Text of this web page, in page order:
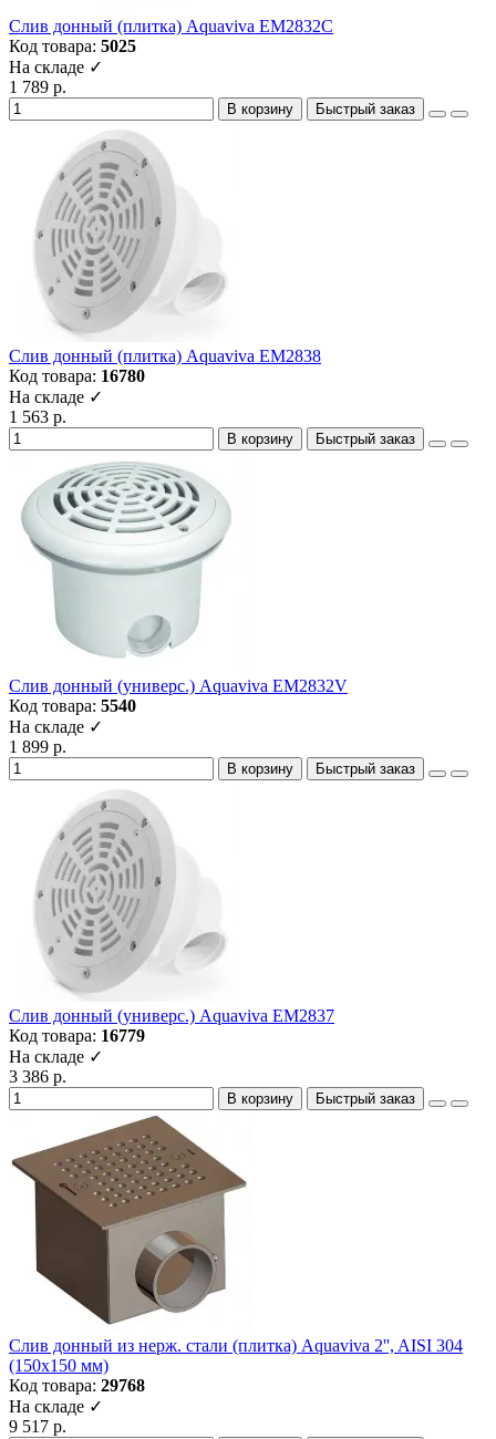
Слив донный (плитка) Aquaviva EM2832C
Код товара: 5025
На складе ✓
1 789 р.
В корзину Быстрый заказ
Слив донный (плитка) Aquaviva EM2838
Код товара: 16780
На складе ✓
1 563 р.
В корзину Быстрый заказ
Слив донный (универс.) Aquaviva EM2832V
Код товара: 5540
На складе ✓
1 899 р.
В корзину Быстрый заказ
Слив донный (универс.) Aquaviva EM2837
Код товара: 16779
На складе ✓
3 386 р.
В корзину Быстрый заказ
Слив донный из нерж. стали (плитка) Aquaviva 2'', AISI 304
(150x150 мм)
Код товара: 29768
На складе ✓
9 517 р.